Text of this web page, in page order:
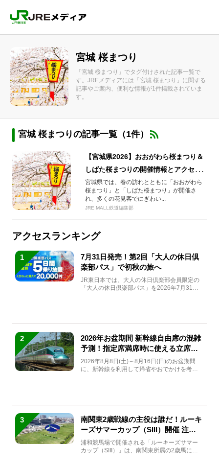
宮城 桜まつり
「宮城 桜まつり」でタグ付けされた記事一覧で
す。JREメディアには「宮城 桜まつり」に関する
記事やご案内、便利な情報が1件掲載されていま
す。
宮城 桜まつりの記事一覧（1件）
【宮城県2026】おおがわら桜まつり＆
しばた桜まつりの開催情報とアクセス
ガイド
宮城県では、春の訪れとともに「おおがわら
桜まつり」と「しばた桜まつり」が開催さ
れ、多くの花見客でにぎわい...
JRE MALL鉄道編集部
アクセスランキング
1
7月31日発売！第2回「大人の休日倶
楽部パス」で初秋の旅へ
JR東日本では、大人の休日倶楽部会員限定の
「大人の休日倶楽部パス」を2026年7月31日
2
2026年お盆期間 新幹線自由席の混雑
予測！指定席満席時に使える立席特
急券も解説
2026年8月8日(土)～8月16日(日)のお盆期間
に、新幹線を利用して帰省やおでかけを考え
3
南関東2歳戦線の主役は誰だ！ルーキ
ーズサマーカップ（SIII）開催 注目
馬と見どころをチェック
浦和競馬場で開催される「ルーキーズサマー
カップ（SIII）」は、南関東所属の2歳馬によ